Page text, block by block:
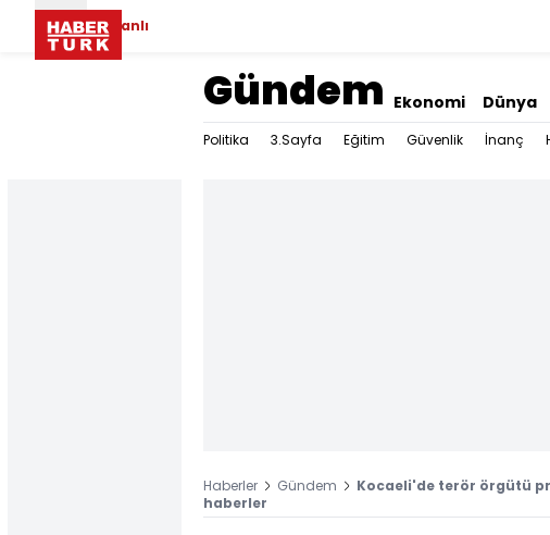
Canlı
Gündem Ekonomi Dünya
Politika 3.Sayfa Eğitim Güvenlik İnanç
Haberler Gündem
Kocaeli'de terör örgütü
haberler